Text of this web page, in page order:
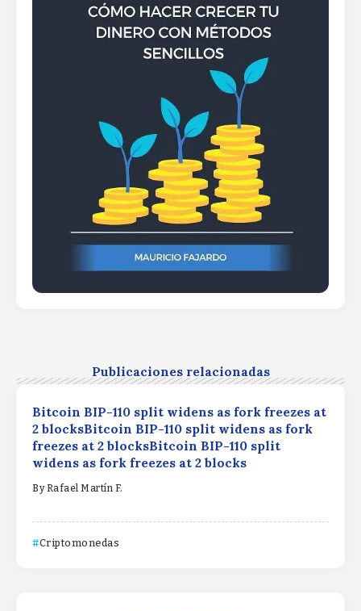
Publicaciones relacionadas
Bitcoin BIP-110 split widens as fork freezes at
2 blocksBitcoin BIP-110 split widens as fork
freezes at 2 blocksBitcoin BIP-110 split
widens as fork freezes at 2 blocks
By Rafael Martín F.
Criptomonedas